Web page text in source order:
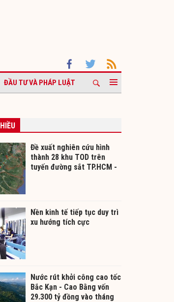
ĐẦU TƯ VÀ PHÁP LUẬT
Đề xuất nghiên cứu hình
thành 28 khu TOD trên
tuyến đường sắt TP.HCM -
Nền kinh tế tiếp tục duy trì
xu hướng tích cực
Nước rút khởi công cao tốc
Bắc Kạn - Cao Bằng vốn
29.300 tỷ đồng vào tháng